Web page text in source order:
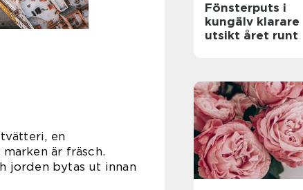
en
är fräsch.
jorden bytas ut innan
Fönsterputs i
kungälv klarare
utsikt året runt